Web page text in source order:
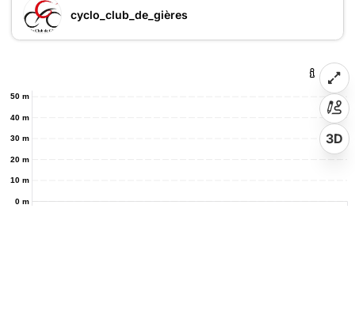
cyclo_club_de_gières
0 m
10 m
20 m
30 m
40 m
50 m
3D